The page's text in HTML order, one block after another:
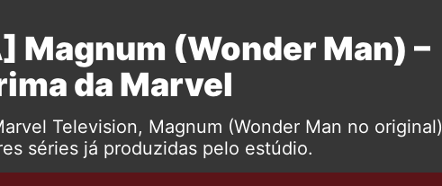
Magnum (Wonder Man) –
da Marvel
Television, Magnum (Wonder Man no original)
séries já produzidas pelo estúdio.